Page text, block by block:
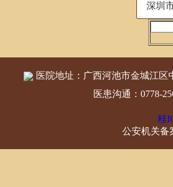
深圳
医院地址：广西河池市金城江区
医患沟通：0778-
桂
公安机关备